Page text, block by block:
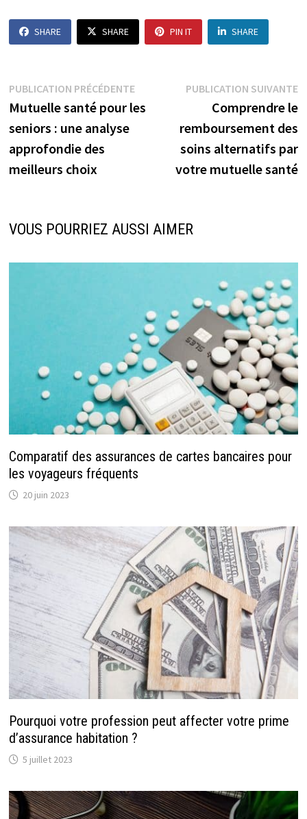
SHARE SHARE PIN IT SHARE
Navigation
de
l’article
PUBLICATION PRÉCÉDENTEPublication
précédente :
Mutuelle santé pour les
seniors : une analyse
approfondie des
meilleurs choix
PUBLICATION SUIVANTE
Comprendre le
remboursement des
soins alternatifs par
votre mutuelle santé
VOUS POURRIEZ AUSSI AIMER
Comparatif des assurances de cartes bancaires pour
les voyageurs fréquents
20 juin 2023
Pourquoi votre profession peut affecter votre prime
d’assurance habitation ?
5 juillet 2023